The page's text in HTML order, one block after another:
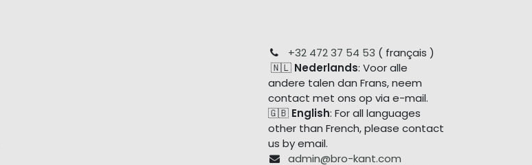
+32 472 37 54 53 ( français )
🇳🇱 Nederlands: Voor alle
andere talen dan Frans, neem
contact met ons op via e-mail.
🇬🇧 English: For all languages
other than French, please contact
us by email.
admin@bro-kant.com